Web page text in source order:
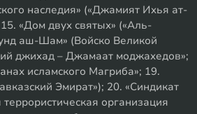
наследия» («Джамият Ихья ат-
«Дом двух святых» («Аль-
аш-Шам» (Войско Великой
джихад – Джамаат моджахедов»;
исламского Магриба»; 19.
Эмират»); 20. «Синдикат
организация